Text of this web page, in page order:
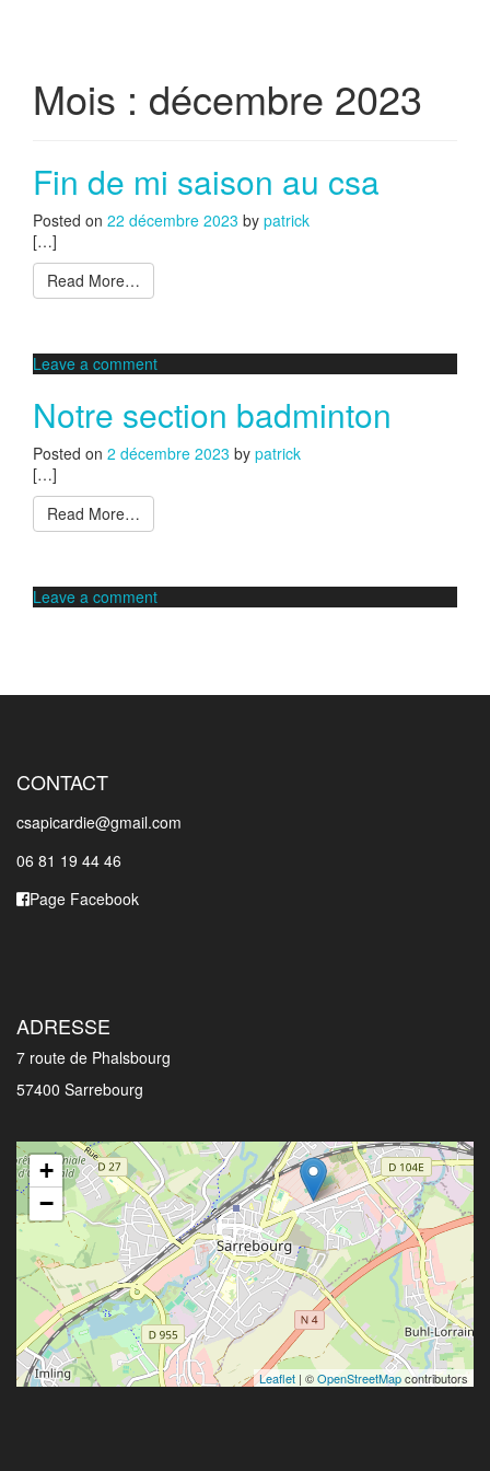
Mois : décembre 2023
Fin de mi saison au csa
Posted on 22 décembre 2023 by patrick
[…]
Read More…
Leave a comment
Notre section badminton
Posted on 2 décembre 2023 by patrick
[…]
Read More…
Leave a comment
CONTACT
csapicardie@gmail.com
06 81 19 44 46
Page Facebook
ADRESSE
7 route de Phalsbourg
57400 Sarrebourg
+
−
Leaflet | ©OpenStreetMapcontributors